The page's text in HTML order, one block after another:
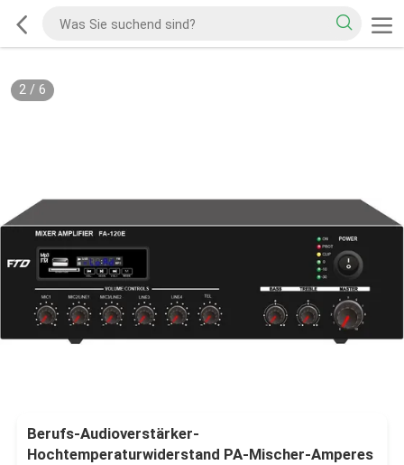
2/ 6
Berufs-Audioverstärker-
Hochtemperaturwiderstand PA-Mischer-Amperes